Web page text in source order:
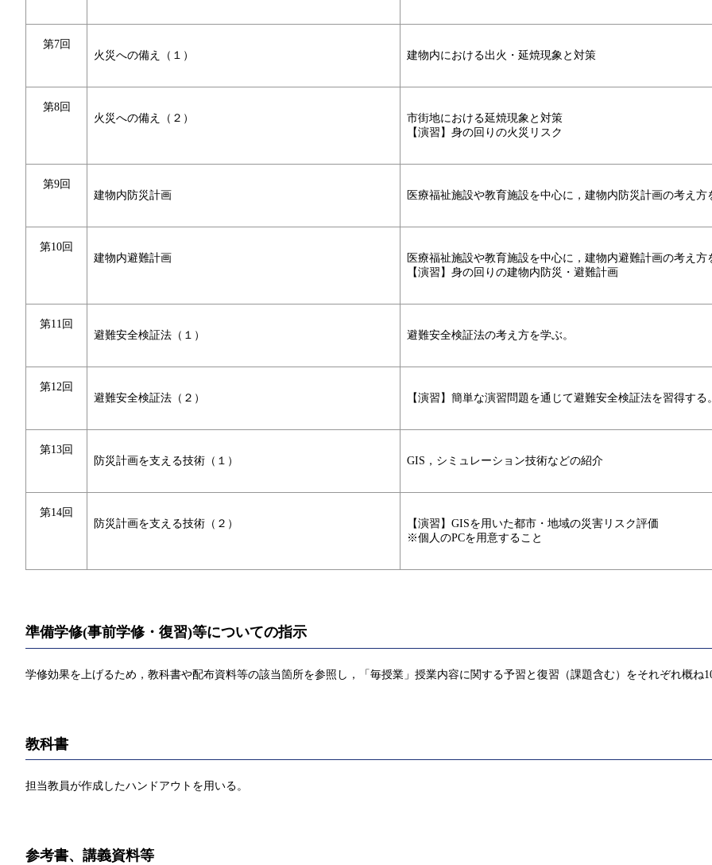
第7回
火災への備え（１）
建物内における出火・延焼現象と対策
第8回
火災への備え（２）
市街地における延焼現象と対策
【演習】身の回りの火災リスク
第9回
建物内防災計画
医療福祉施設や教育施設を中心に，建物内防災計画の考え方
第10回
建物内避難計画
医療福祉施設や教育施設を中心に，建物内避難計画の考え方
【演習】身の回りの建物内防災・避難計画
第11回
避難安全検証法（１）
避難安全検証法の考え方を学ぶ。
第12回
避難安全検証法（２）
【演習】簡単な演習問題を通じて避難安全検証法を習得する
第13回
防災計画を支える技術（１）
GIS，シミュレーション技術などの紹介
第14回
防災計画を支える技術（２）
【演習】GISを用いた都市・地域の災害リスク評価
※個人のPCを用意すること
準備学修(事前学修・復習)等についての指示
学修効果を上げるため，教科書や配布資料等の該当箇所を参照し，「毎授業」授業内容に関する予習と復習（課題含む）をそれぞれ概ね
教科書
担当教員が作成したハンドアウトを⽤いる。
参考書、講義資料等